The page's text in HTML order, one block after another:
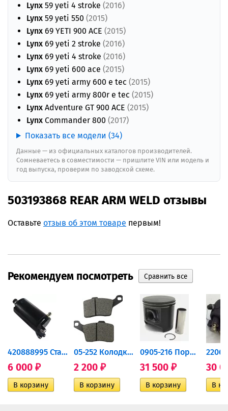
Lynx 59 yeti 4 stroke (2016)
Lynx 59 yeti 550 (2015)
Lynx 69 YETI 900 ACE (2015)
Lynx 69 yeti 2 stroke (2016)
Lynx 69 yeti 4 stroke (2016)
Lynx 69 yeti 600 ace (2015)
Lynx 69 yeti army 600 e tec (2015)
Lynx 69 yeti army 800r e tec (2015)
Lynx Adventure GT 900 ACE (2015)
Lynx Commander 800 (2017)
Показать все модели (34)
Данные — из официальных каталогов производителей.
Сомневаетесь в совместимости — пришлите VIN или модель и
год выпуска, проверим по заводской схеме.
503193868 REAR ARM WELD отзывы
Оставьте отзыв об этом товаре первым!
Рекомендуем посмотреть
420888995 Стартер для...
6 000 ₽
05-252 Колодки тормозные...
2 200 ₽
0905-216 Поршень Arctic Cat...
31 500 ₽ 30